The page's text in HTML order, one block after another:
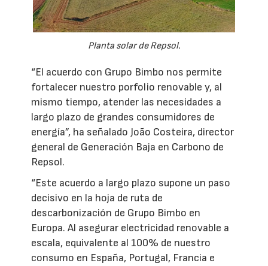
Planta solar de Repsol.
“El acuerdo con Grupo Bimbo nos permite
fortalecer nuestro porfolio renovable y, al
mismo tiempo, atender las necesidades a
largo plazo de grandes consumidores de
energía”, ha señalado João Costeira, director
general de Generación Baja en Carbono de
Repsol.
“Este acuerdo a largo plazo supone un paso
decisivo en la hoja de ruta de
descarbonización de Grupo Bimbo en
Europa. Al asegurar electricidad renovable a
escala, equivalente al 100% de nuestro
consumo en España, Portugal, Francia e